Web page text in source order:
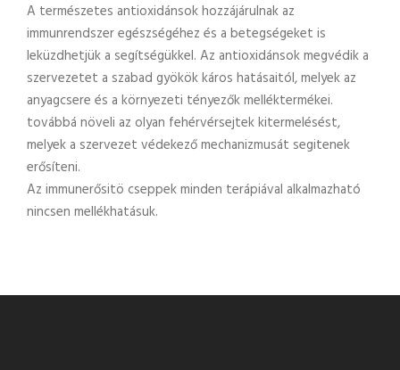
A természetes antioxidánsok hozzájárulnak az
immunrendszer egészségéhez és a betegségeket is
leküzdhetjük a segítségükkel. Az antioxidánsok megvédik a
szervezetet a szabad gyökök káros hatásaitól, melyek az
anyagcsere és a környezeti tényezők melléktermékei.
továbbá növeli az olyan fehérvérsejtek kitermelésést,
melyek a szervezet védekező mechanizmusát segitenek
erősíteni.
Az immunerősitö cseppek minden terápiával alkalmazható
nincsen mellékhatásuk.